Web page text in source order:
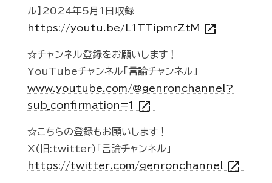
ル】2024年5月1日収録
https://youtu.be/L1TTipmrZtM open_in_new
☆チャンネル登録をお願いします！
YouTubeチャンネル「言論チャンネル」
www.youtube.com/@genronchannel?
sub_confirmation=1 open_in_new
☆こちらの登録もお願いします！
X(旧:twitter)「言論チャンネル」
https://twitter.com/genronchannel open_in_new